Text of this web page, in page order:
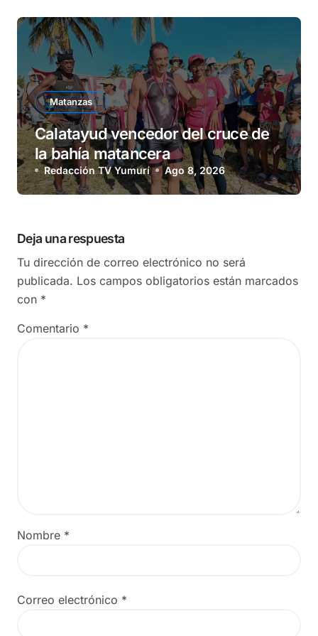
Matanzas
Calatayud vencedor del cruce de
la bahía matancera
Redacción TV Yumurí Ago 8, 2026
Deja una respuesta
Tu dirección de correo electrónico no será
publicada. Los campos obligatorios están marcados
con *
Comentario *
Nombre *
Correo electrónico *